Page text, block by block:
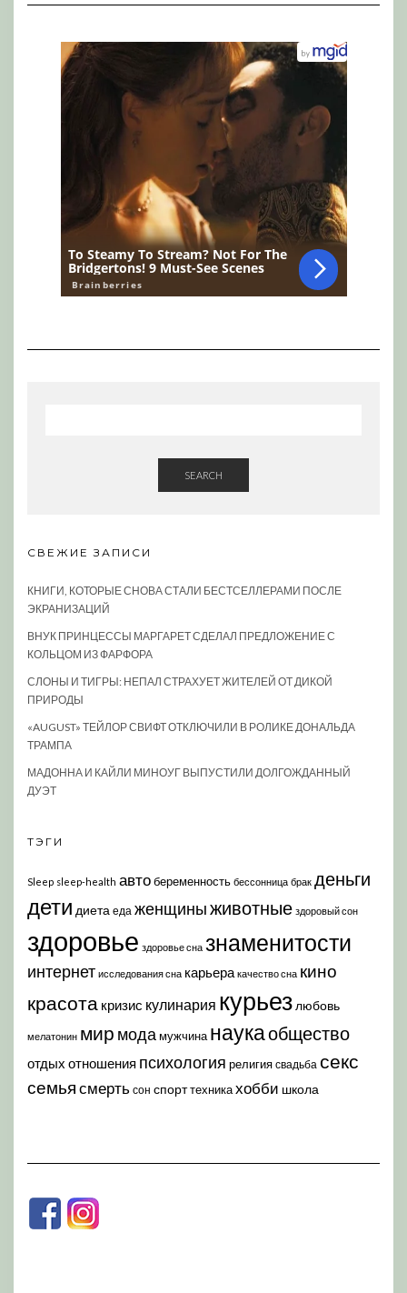
SEARCH
СВЕЖИЕ ЗАПИСИ
КНИГИ, КОТОРЫЕ СНОВА СТАЛИ БЕСТСЕЛЛЕРАМИ ПОСЛЕ
ЭКРАНИЗАЦИЙ
ВНУК ПРИНЦЕССЫ МАРГАРЕТ СДЕЛАЛ ПРЕДЛОЖЕНИЕ С
КОЛЬЦОМ ИЗ ФАРФОРА
СЛОНЫ И ТИГРЫ: НЕПАЛ СТРАХУЕТ ЖИТЕЛЕЙ ОТ ДИКОЙ
ПРИРОДЫ
«AUGUST» ТЕЙЛОР СВИФТ ОТКЛЮЧИЛИ В РОЛИКЕ ДОНАЛЬДА
ТРАМПА
МАДОННА И КАЙЛИ МИНОУГ ВЫПУСТИЛИ ДОЛГОЖДАННЫЙ
ДУЭТ
ТЭГИ
Sleep sleep-health автобеременность бессонница брак деньги
дети диета еда женщиныживотные здоровый сон
здоровье здоровье сна знаменитости
интернет исследования сна карьера качество сна кино
красота кризис кулинария курьез любовь
мелатонин мир модамужчина наукаобщество
отдых отношения психология религия свадьба секс
семья смерть сон спорттехникахобби школа